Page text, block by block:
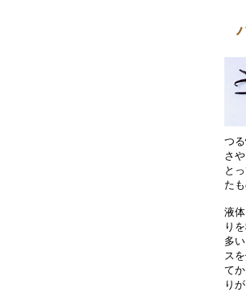
つ
さ
と
た
液
り
多
ス
て
り